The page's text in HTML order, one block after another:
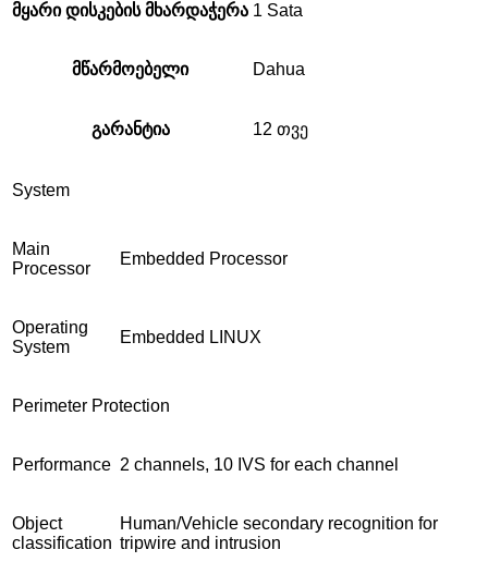
მყარი დისკების მხარდაჭერა 1 Sata
მწარმოებელი Dahua
გარანტია 12 თვე
System
Main
Processor
Embedded Processor
Operating
System
Embedded LINUX
Perimeter Protection
Performance 2 channels, 10 IVS for each channel
Object
classification
Human/Vehicle secondary recognition for
tripwire and intrusion